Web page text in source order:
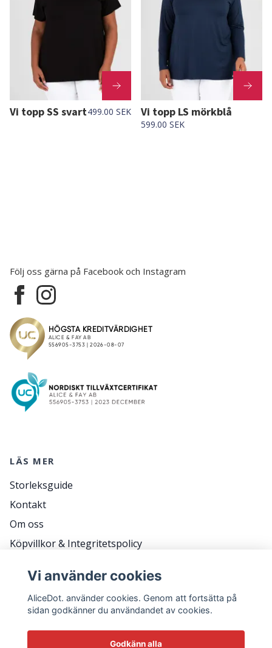
Vi topp SS svart499.00 SEK Vi topp LS mörkblå
599.00 SEK
Följ oss gärna på Facebook och Instagram
LÄS MER
Storleksguide
Kontakt
Om oss
Köpvillkor & Integritetspolicy
Frågor & svar
HÅLL KONTAKT FÖR KAMPANJER, TIPS OCH ATT
KOMMA BACK STAGE.
Vi använder cookies
AliceDot. använder cookies. Genom att fortsätta på
sidan godkänner du användandet av cookies.
Godkänn alla